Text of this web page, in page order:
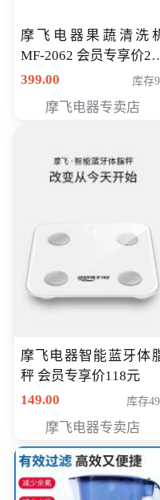
摩飞电器果蔬清洗
MF-2062 会员专享价268
元
399.00 库存
摩飞电器专卖店
摩飞电器智能蓝牙体
秤 会员专享价118元
149.00
库存
摩飞电器专卖店